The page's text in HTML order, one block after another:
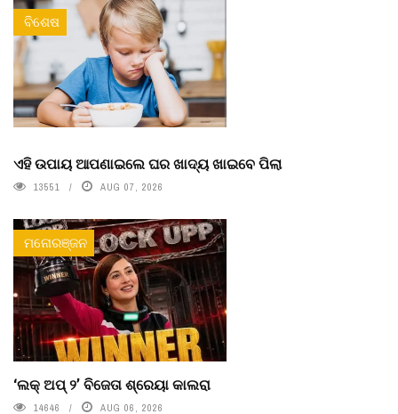
ବିଶେଷ
ଏହି ଉପାୟ ଆପଣାଇଲେ ଘର ଖାଦ୍ୟ ଖାଇବେ ପିଲା
13551 AUG 07, 2026
ମନୋରଞ୍ଜନ
‘ଲକ୍ ଅପ୍ ୨’ ବିଜେତା ଶ୍ରେୟା କାଲରା
14646 AUG 06, 2026